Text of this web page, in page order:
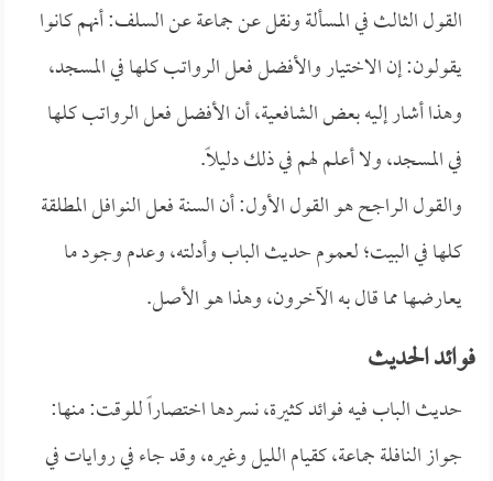
القول الثالث في المسألة ونقل عن جماعة عن السلف: أنهم كانوا
يقولون: إن الاختيار والأفضل فعل الرواتب كلها في المسجد،
وهذا أشار إليه بعض الشافعية، أن الأفضل فعل الرواتب كلها
في المسجد، ولا أعلم لهم في ذلك دليلاً.
والقول الراجح هو القول الأول: أن السنة فعل النوافل المطلقة
كلها في البيت؛ لعموم حديث الباب وأدلته، وعدم وجود ما
يعارضها مما قال به الآخرون، وهذا هو الأصل.
فوائد الحديث
حديث الباب فيه فوائد كثيرة، نسردها اختصاراً للوقت: منها:
جواز النافلة جماعة، كقيام الليل وغيره، وقد جاء في روايات في